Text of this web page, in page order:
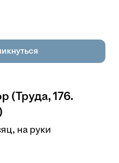
(Труда, 176.
на руки